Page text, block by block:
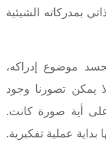
بمدركاته الشيئية
موضوع إدراكه،
يمكن تصورنا وجود
أية صورة كانت.
بداية عملية تفكيرية.